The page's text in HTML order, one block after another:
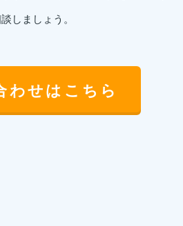
しましょう。
わせはこちら